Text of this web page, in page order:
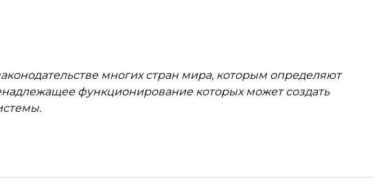
многих стран мира, которым определяют
функционирование которых может создать